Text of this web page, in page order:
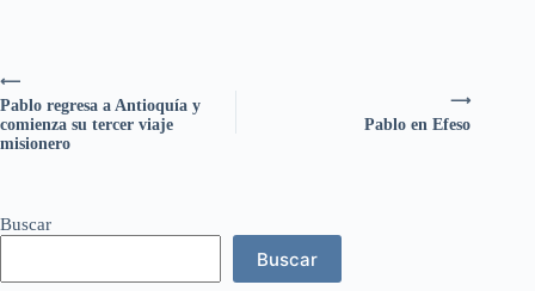
⟶
Pablo en Efeso
⟵
Pablo regresa a Antioquía y
comienza su tercer viaje
misionero
Buscar
Buscar